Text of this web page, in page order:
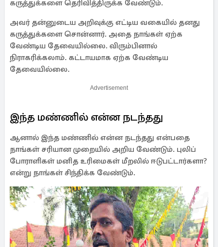
கருத்துக்களை தெரிவித்திருக்க வேண்டும்.
அவர் தன்னுடைய அறிவுக்கு எட்டிய வகையில் தனது
கருத்துக்களை சொன்னார். அதை நாங்கள் ஏற்க
வேண்டிய தேவையில்லை. விரும்பினால்
நிராகரிக்கலாம். கட்டாயமாக ஏற்க வேண்டிய
தேவையில்லை.
Advertisement
இந்த மண்ணில் என்ன நடந்தது
ஆனால் இந்த மண்ணில் என்ன நடந்தது என்பதை
நாங்கள் சரியான முறையில் அறிய வேண்டும். புலிப்
போராளிகள் மனித உரிமைகள் மீறலில் ஈடுபட்டார்களா?
என்று நாங்கள் சிந்திக்க வேண்டும்.